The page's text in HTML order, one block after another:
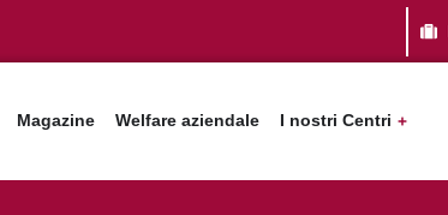
Magazine Welfare aziendale I nostri Centri